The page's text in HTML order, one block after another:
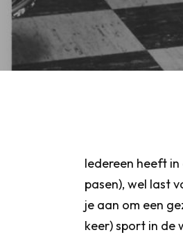
Iedereen heeft
pasen), wel last
je aan om een
keer) sport in de